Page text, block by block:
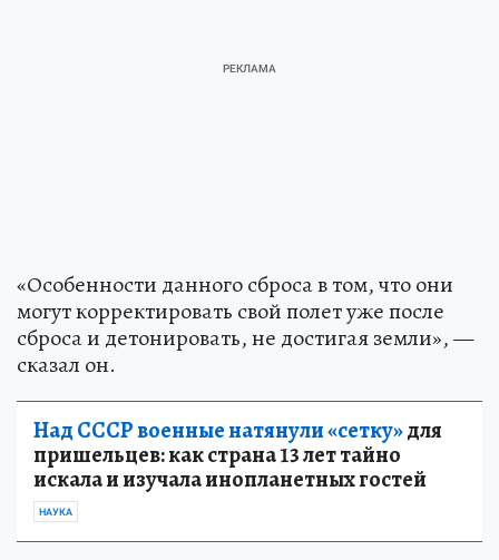
«Особенности данного сброса в том, что они
могут корректировать свой полет уже после
сброса и детонировать, не достигая земли», —
сказал он.
Над СССР военные натянули «сетку»для
пришельцев: как страна 13 лет тайно
искала и изучала инопланетных гостей
НАУКА